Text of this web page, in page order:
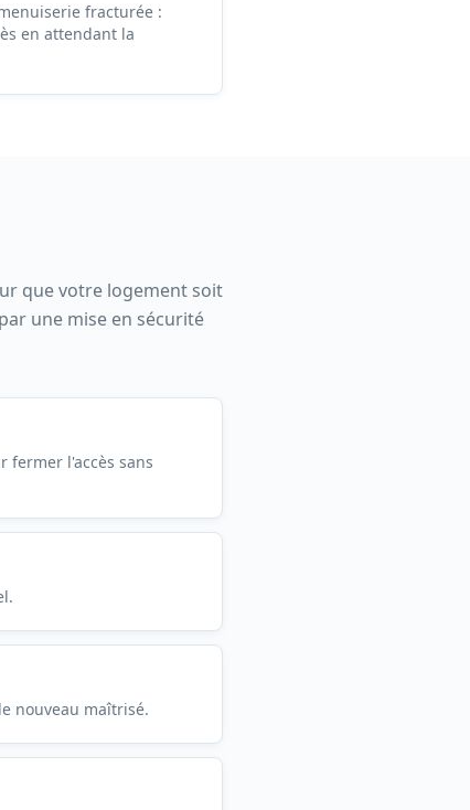
fracturée :
en attendant la
que votre logement soit
une mise en sécurité
fermer l'accès sans
nouveau maîtrisé.